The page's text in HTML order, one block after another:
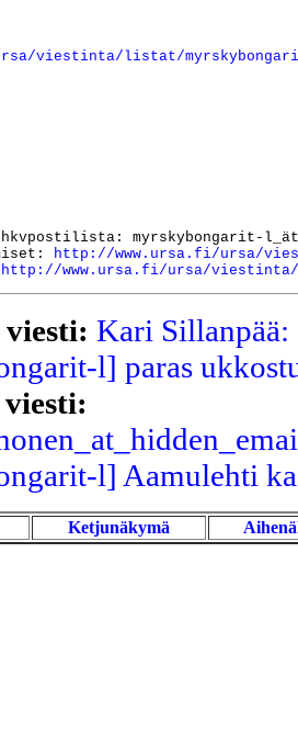
viestinta/listat/
myrskybongarit-
http://www.ursa.fi/ursa/
http://www.ursa.fi/ursa/viestinta/
viesti: Kari
l] paras
l] Aamulehti
Ketjunäkymä